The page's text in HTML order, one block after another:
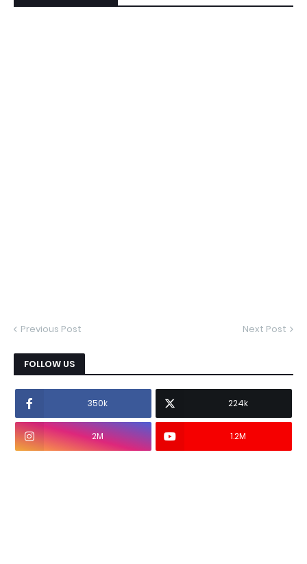
Previous Post Next Post
FOLLOW US
350k 224k
2M 1.2M